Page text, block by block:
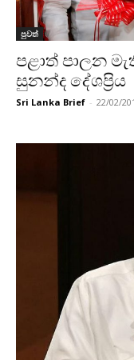
පුවත්
පළාත් පාලන
සුනන්ද දේශප්‍රිය
Sri Lanka Brief - 22/02/